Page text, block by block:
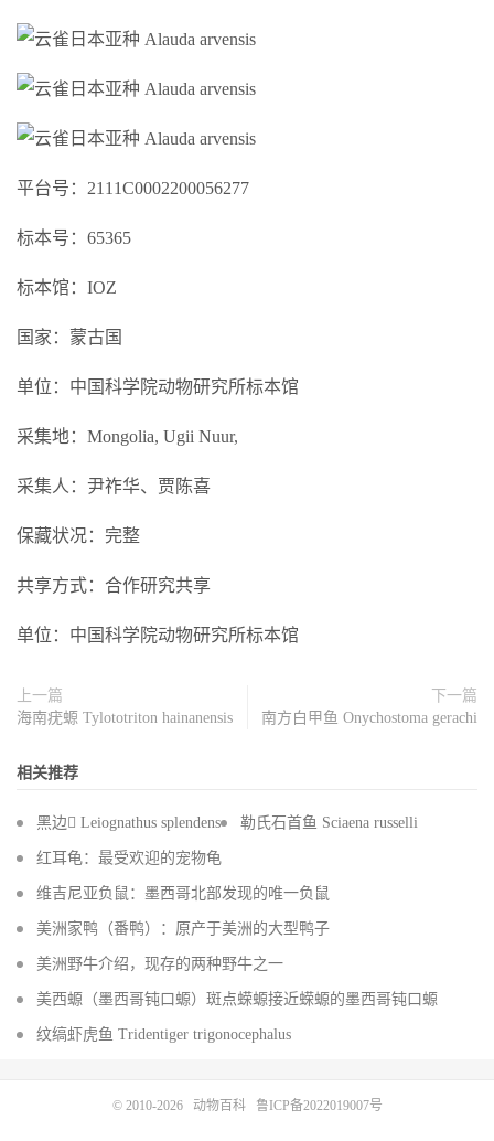
平台号：2111C0002200056277
标本号：65365
标本馆：IOZ
国家：蒙古国
单位：中国科学院动物研究所标本馆
采集地：Mongolia, Ugii Nuur,
采集人：尹祚华、贾陈喜
保藏状况：完整
共享方式：合作研究共享
单位：中国科学院动物研究所标本馆
上一篇
海南疣螈 Tylototriton hainanensis
下一篇
南方白甲鱼 Onychostoma gerachi
相关推荐
黑边 Leiognathus splendens 勒氏石首鱼 Sciaena russelli
红耳龟：最受欢迎的宠物龟
维吉尼亚负鼠：墨西哥北部发现的唯一负鼠
美洲家鸭（番鸭）：原产于美洲的大型鸭子
美洲野牛介绍，现存的两种野牛之一
美西螈（墨西哥钝口螈）斑点蝾螈接近蝾螈的墨西哥钝口螈
纹缟虾虎鱼 Tridentiger trigonocephalus
© 2010-2026 动物百科 鲁ICP备2022019007号